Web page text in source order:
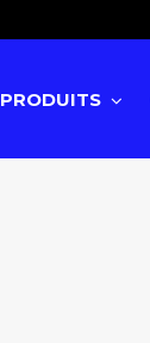
PRODUITS